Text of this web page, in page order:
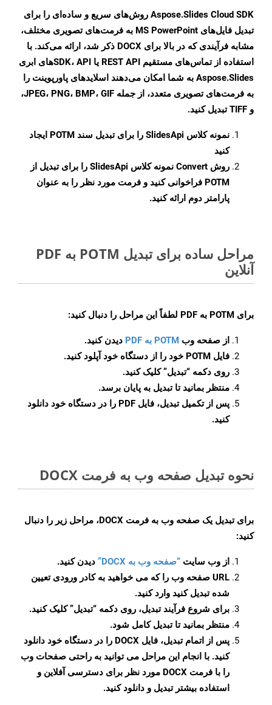
Aspose.Slides Cloud SDK روش‌های سریع و ساده‌ای را برای
تبدیل فایل‌های MS PowerPoint به فرمت‌های تصویری مختلف،
مشابه فرآیندی که در بالا برای DOCX ذکر شد، ارائه می‌کند. با
استفاده از تماس‌های مستقیم REST API یا SDK، APIهای ابری
Aspose.Slides به شما امکان می‌دهند اسلایدهای پاورپوینت را
به فرمت‌های تصویری متعدد، از جمله JPEG، PNG، BMP، GIF،
و TIFF تبدیل کنید.
نمونه کلاس SlidesApi
را برای تبدیل سند POTM ایجاد
کنید
روش Convert
نمونه کلاس SlidesApi را برای تبدیل از
POTM فراخوانی کنید و فرمت مورد نظر را به عنوان
پارامتر دوم ارائه کنید.
مراحل ساده برای تبدیل POTM به PDF
آنلاین
برای POTM به PDF لطفاً این مراحل را دنبال کنید:
از صفحه وب POTM به PDF
دیدن کنید.
فایل POTM خود را از دستگاه خود آپلود کنید.
روی دکمه “تبدیل”کلیک کنید.
منتظر بمانید تا تبدیل به پایان برسد.
پس از تکمیل تبدیل، فایل PDF را در دستگاه خود دانلود
کنید.
نحوه تبدیل صفحه وب به فرمت DOCX
برای تبدیل یک صفحه وب به فرمت DOCX، مراحل زیر را دنبال
کنید:
از وب سایت “صفحه وب به DOCX”
دیدن کنید.
URL صفحه وب را که می خواهید به کادر ورودی تعیین
شده تبدیل کنید وارد کنید.
برای شروع فرآیند تبدیل، روی دکمه “تبدیل” کلیک کنید.
منتظر بمانید تا تبدیل کامل شود.
پس از اتمام تبدیل، فایل DOCX را در دستگاه خود دانلود
کنید. با انجام این مراحل می توانید به راحتی صفحات وب
را با فرمت DOCX مورد نظر برای دسترسی آفلاین و
استفاده بیشتر تبدیل و دانلود کنید.